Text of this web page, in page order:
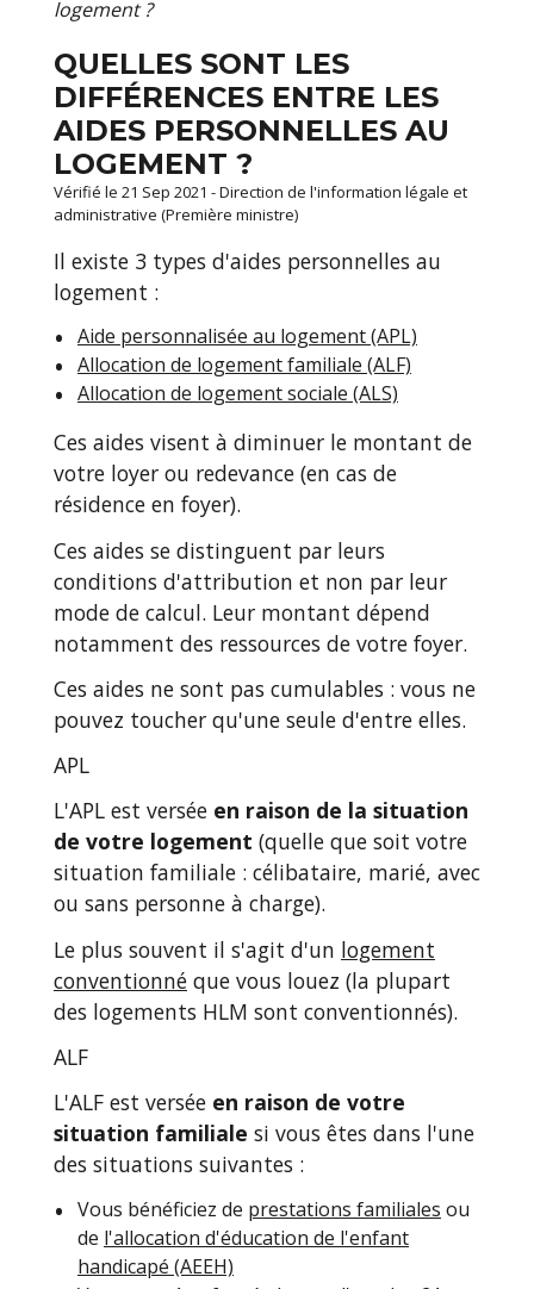
logement ?
QUELLES SONT LES
DIFFÉRENCES ENTRE LES
AIDES PERSONNELLES AU
LOGEMENT ?
Vérifié le 21 Sep 2021 - Direction de l'information légale et
administrative (Première ministre)
Il existe 3 types d'aides personnelles au
logement :
Aide personnalisée au logement (APL)
Allocation de logement familiale (ALF)
Allocation de logement sociale (ALS)
Ces aides visent à diminuer le montant de
votre loyer ou redevance (en cas de
résidence en foyer).
Ces aides se distinguent par leurs
conditions d'attribution et non par leur
mode de calcul. Leur montant dépend
notamment des ressources de votre foyer.
Ces aides ne sont pas cumulables : vous ne
pouvez toucher qu'une seule d'entre elles.
APL
L'APL est versée en raison de la situation
de votre logement (quelle que soit votre
situation familiale : célibataire, marié, avec
ou sans personne à charge).
Le plus souvent il s'agit d'un logement
conventionné que vous louez (la plupart
des logements HLM sont conventionnés).
ALF
L'ALF est versée en raison de votre
situation familiale si vous êtes dans l'une
des situations suivantes :
Vous bénéficiez de prestations familiales ou
de l'allocation d'éducation de l'enfant
handicapé (AEEH)